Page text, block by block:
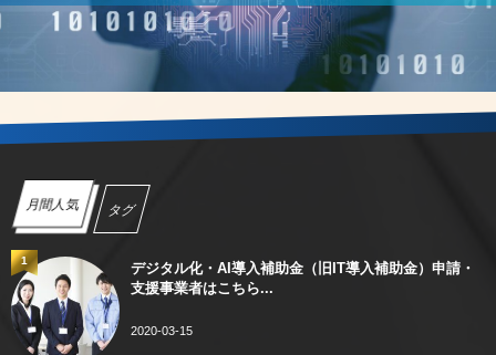
月間人気 タグ
デジタル化・AI導入補助金（旧IT導入補助金）申請・
支援事業者はこちら...
2020-03-15
1